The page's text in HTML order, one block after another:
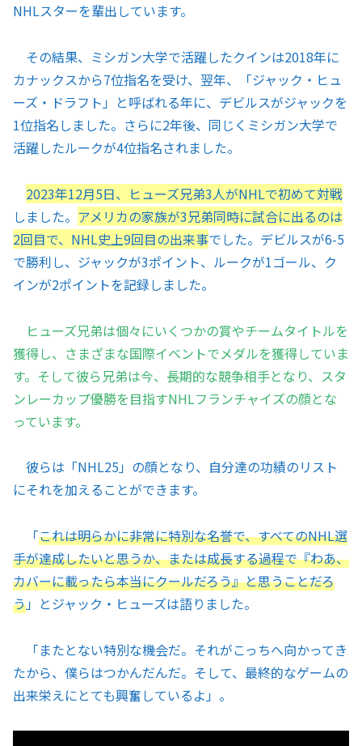
NHLスターを輩出しています。
その結果、ミシガン大学で活躍したクインは2018年に
カナックスから7位指名を受け、翌年、「ジャック・ヒュ
ーズ・ドラフト」と呼ばれる年に、デビルスがジャックを
1位指名しました。さらに2年後、同じくミシガン大学で
活躍したルークが4位指名されました。
2023年12月5日、ヒューズ兄弟3人がNHLで初めて対戦
しました。 アメリカの家族が3兄弟同時に試合に出るのは
2回目で、NHL史上9回目の出来事でした。デビルスが6-5
で勝利し、ジャックが3ポイント、ルークが1ゴール、ク
インが2ポイントを記録しました。
ヒューズ兄弟は個々にいくつかの賞やチームタイトルを
獲得し、さまざまな国際イベントでメダルを獲得していま
す。そして彼ら兄弟は今、長期的な競争相手となり、スタ
ンレーカップ優勝を目指すNHLフランチャイズの顔とな
っています。
彼らは「NHL25」の顔となり、自分達の功績のリスト
にそれを加えることができます。
「これは明らかに非常に特別な名誉で、すべてのNHL選
手が達成したいと思うか、または成長する過程で『わあ、
カバーに載ったら本当にクールだろう』と思うことだろ
う」とジャック・ヒューズは語りました。
「またとない特別な機会だ。それがこっちへ向かってき
たから、僕らはつかんだんだ。そして、最終的なゲームの
出来栄えにとても興奮しているよ」。